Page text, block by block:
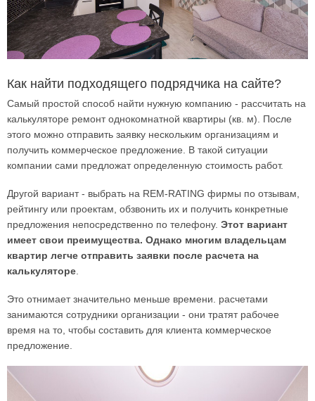
Как найти подходящего подрядчика на сайте?
Самый простой способ найти нужную компанию - рассчитать на
калькуляторе ремонт однокомнатной квартиры (кв. м). После
этого можно отправить заявку нескольким организациям и
получить коммерческое предложение. В такой ситуации
компании сами предложат определенную стоимость работ.
Другой вариант - выбрать на REM-RATING фирмы по отзывам,
рейтингу или проектам, обзвонить их и получить конкретные
предложения непосредственно по телефону. Этот вариант
имеет свои преимущества. Однако многим владельцам
квартир легче отправить заявки после расчета на
калькуляторе.
Это отнимает значительно меньше времени. расчетами
занимаются сотрудники организации - они тратят рабочее
время на то, чтобы составить для клиента коммерческое
предложение.